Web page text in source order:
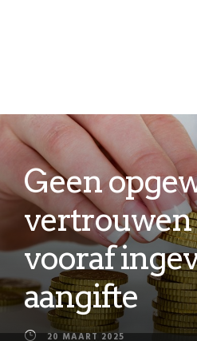
Geen
vooraf
aangifte
20 MAART 2025